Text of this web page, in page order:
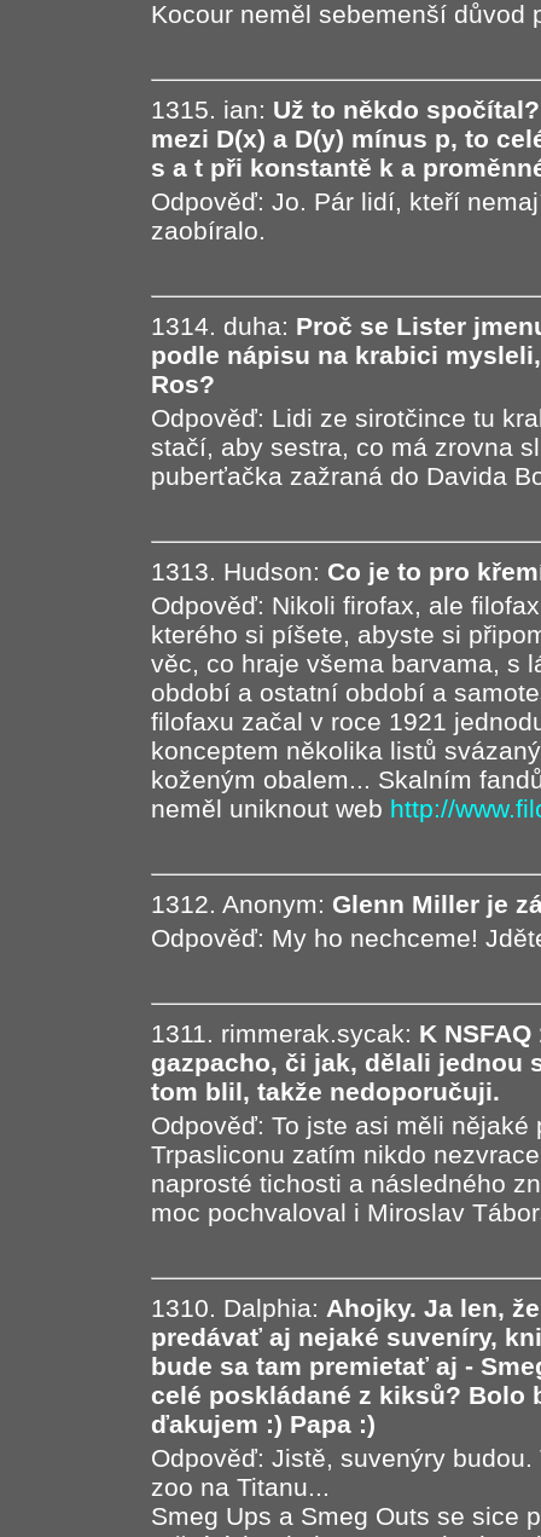
Kocour neměl sebemenší důvod
1315. ian: Už to někdo
mezi D(x) a D(y) mínus p, to
s a t při konstantě k a
Odpověď: Jo. Pár lidí, kteří
zaobíralo.
1314. duha: Proč se Lister
podle nápisu na krabici
Ros?
Odpověď: Lidi ze sirotčince tu
stačí, aby sestra, co má zrovna
puberťačka zažraná do Davida
1313. Hudson: Co je to pro
Odpověď: Nikoli firofax, ale
kterého si píšete, abyste si
věc, co hraje všema barvama, s
období a ostatní období a
filofaxu začal v roce 1921
konceptem několika listů
koženým obalem... Skalním
neměl uniknout web http://
1312. Anonym: Glenn Miller je
Odpověď: My ho nechceme!
1311. rimmerak.sycak: K
gazpacho, či jak, dělali jednou
tom blil, takže nedoporučuji.
Odpověď: To jste asi měli
Trpasliconu zatím nikdo
naprosté tichosti a následného
moc pochvaloval i Miroslav
1310. Dalphia: Ahojky. Ja len,
predávať aj nejaké suveníry,
bude sa tam premietať aj -
celé poskládané z kiksů? Bolo
ďakujem :) Papa :)
Odpověď: Jistě, suvenýry
zoo na Titanu...
Smeg Ups a Smeg Outs se sice